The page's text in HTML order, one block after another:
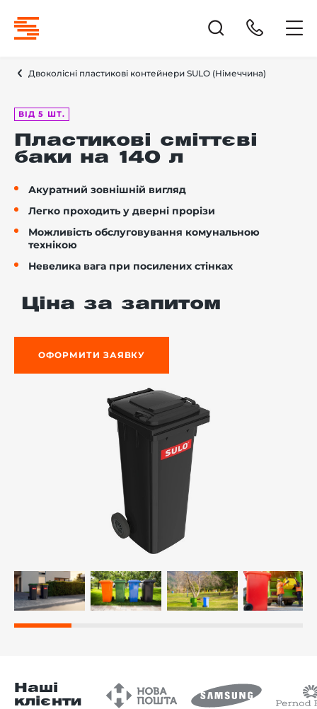
Двоколісні пластикові контейнери SULO (Німеччина)
ВІД 5 ШТ.
Пластикові сміттєві
баки на 140 л
Акуратний зовнішній вигляд
Легко проходить у дверні прорізи
Можливість обслуговування комунальною
технікою
Невелика вага при посилених стінках
Ціна за запитом
ОФОРМИТИ ЗАЯВКУ
Наші
клієнти